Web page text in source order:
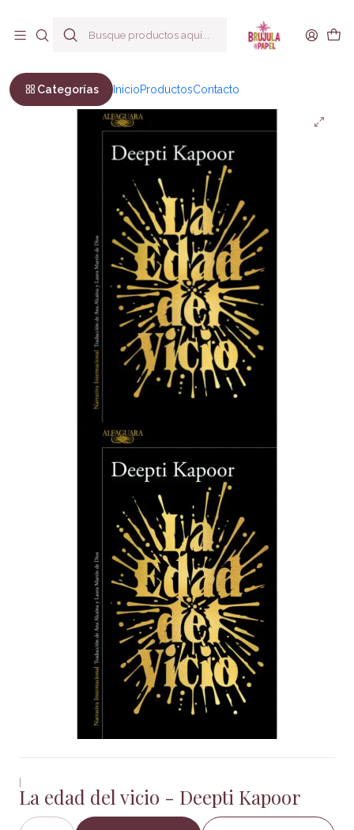
Categorías InicioProductosContacto
|
La edad del vicio - Deepti Kapoor